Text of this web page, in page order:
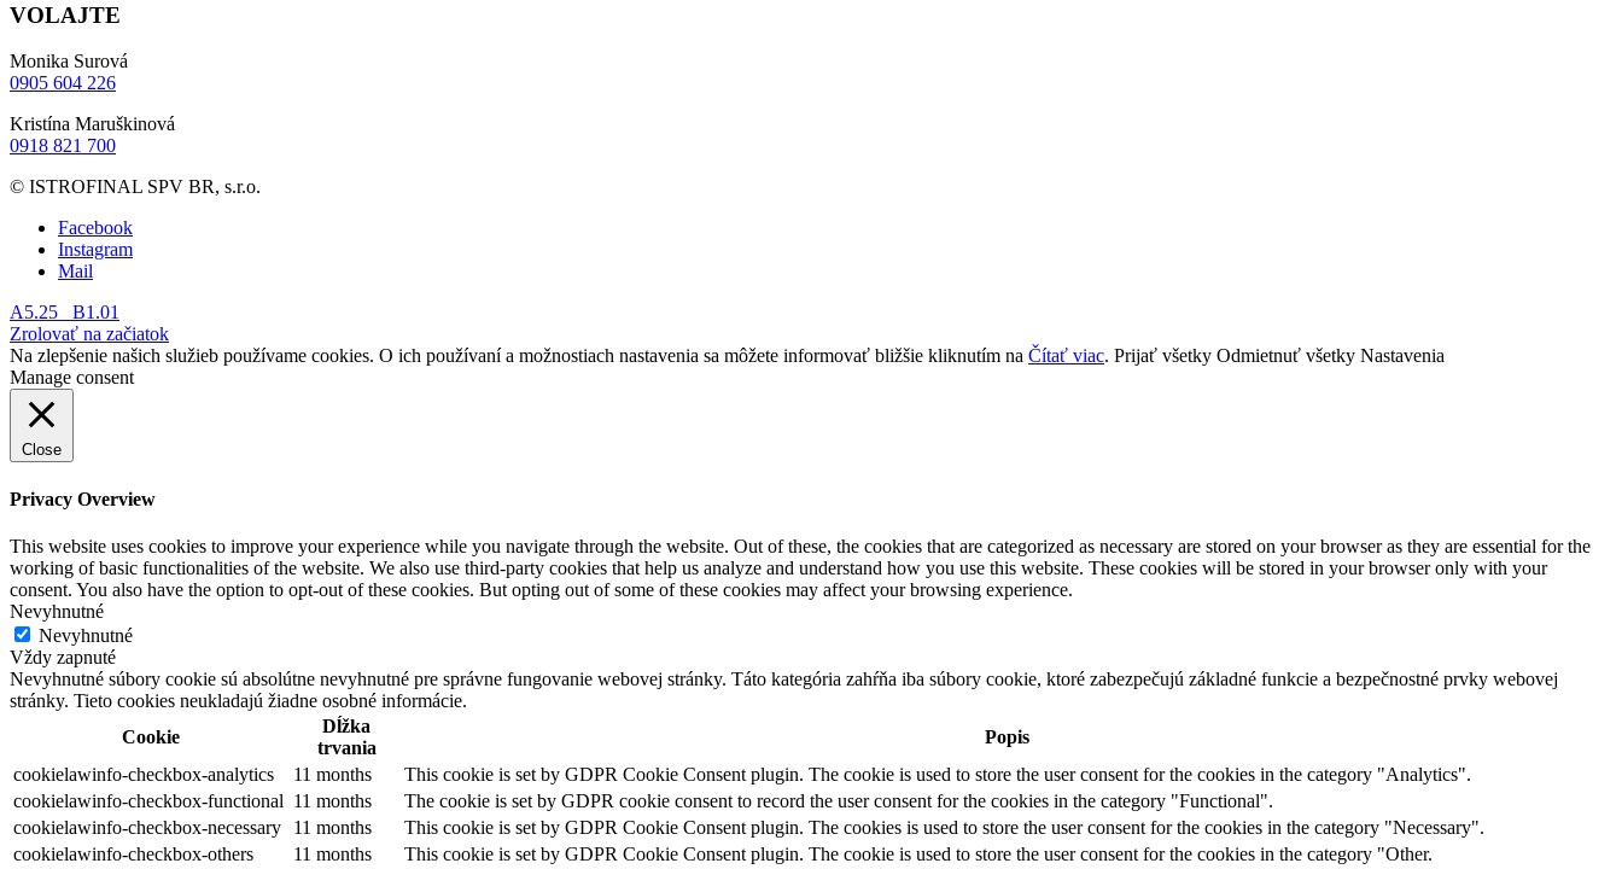
VOLAJTE
Monika Surová
0905 604 226
Kristína Maruškinová
0918 821 700
© ISTROFINAL SPV BR, s.r.o.
Facebook
Instagram
Mail
A5.25
B1.01
Zrolovať na začiatok
Na zlepšenie našich služieb používame cookies. O ich používaní a možnostiach nastavenia sa môžete informovať bližšie kliknutím na Čítať viac. Prijať všetky Odmietnuť všetky Nastavenia
Manage consent
Close
Privacy Overview
This website uses cookies to improve your experience while you navigate through the website. Out of these, the cookies that are categorized as necessary are stored on your browser as they are essential for the
working of basic functionalities of the website. We also use third-party cookies that help us analyze and understand how you use this website. These cookies will be stored in your browser only with your
consent. You also have the option to opt-out of these cookies. But opting out of some of these cookies may affect your browsing experience.
Nevyhnutné
Nevyhnutné
Vždy zapnuté
Nevyhnutné súbory cookie sú absolútne nevyhnutné pre správne fungovanie webovej stránky. Táto kategória zahŕňa iba súbory cookie, ktoré zabezpečujú základné funkcie a bezpečnostné prvky webovej
stránky. Tieto cookies neukladajú žiadne osobné informácie.
Cookie
Dĺžka
trvania
Popis
cookielawinfo-checkbox-analytics
11 months
This cookie is set by GDPR Cookie Consent plugin. The cookie is used to store the user consent for the cookies in the category "Analytics".
cookielawinfo-checkbox-functional 11 months
The cookie is set by GDPR cookie consent to record the user consent for the cookies in the category "Functional".
cookielawinfo-checkbox-necessary
11 months
This cookie is set by GDPR Cookie Consent plugin. The cookies is used to store the user consent for the cookies in the category "Necessary".
cookielawinfo-checkbox-others
11 months This cookie is set by GDPR Cookie Consent plugin. The cookie is used to store the user consent for the cookies in the category "Other.